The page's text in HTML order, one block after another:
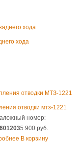
хода
отводки мтз-1221
номер:
5 900 руб.
В корзину